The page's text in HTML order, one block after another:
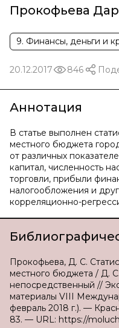
Прокофьева
9. Финансы, деньги и
20.12.2017 846
Аннотация
В статье выполнен
местного бюджета
от различных
капитал, численность
торговли, прибыли
налогообложения и
корреляционно-
Прокофьева, Д. С.
местного бюджета / Д.
непосредственный //
материалы VIII
февраль 2018 г.). —
83. — URL: https://